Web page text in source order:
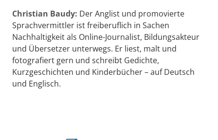
Christian Baudy: Der Anglist und promovierte
Sprachvermittler ist freiberuflich in Sachen
Nachhaltigkeit als Online-Journalist, Bildungsakteur
und Übersetzer unterwegs. Er liest, malt und
fotografiert gern und schreibt Gedichte,
Kurzgeschichten und Kinderbücher – auf Deutsch
und Englisch.